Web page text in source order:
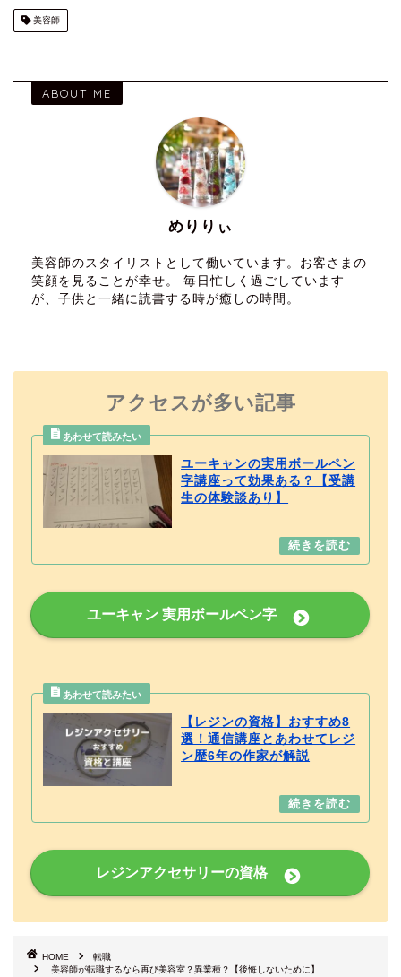
美容師
ABOUT ME
めりりぃ
美容師のスタイリストとして働いています。お客さまの
笑顔を見ることが幸せ。 毎日忙しく過ごしています
が、子供と一緒に読書する時が癒しの時間。
アクセスが多い記事
ユーキャンの実用ボールペン
字講座って効果ある？【受講
生の体験談あり】
ユーキャン 実用ボールペン字
【レジンの資格】おすすめ8
選！通信講座とあわせてレジ
ン歴6年の作家が解説
レジンアクセサリーの資格
HOME
転職
美容師が転職するなら再び美容室？異業種？【後悔しないために】